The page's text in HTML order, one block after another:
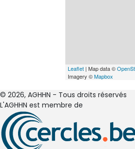
Leaflet | Map data ©
Imagery ©Mapbox
© 2026, AGHHN - Tous droits réservés
L'AGHHN est membre de